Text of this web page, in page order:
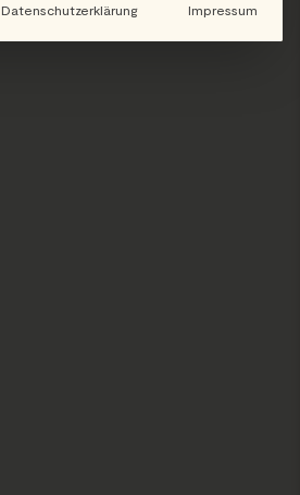
Datenschutzerklärung Impressum